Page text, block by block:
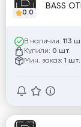
0.0
BASS
В наличии: 113
Купили: 0 шт.
Мин. заказ: 1 шт.